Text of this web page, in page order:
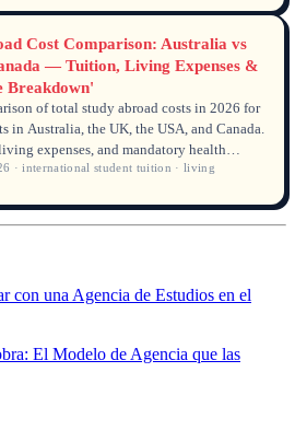
Cost Comparison: Australia vs
— Tuition, Living Expenses &
Breakdown'
of total study abroad costs in 2026 for
in Australia, the UK, the USA, and Canada.
expenses, and mandatory health
data from government and university
· international student tuition · living
con una Agencia de Estudios en el
El Modelo de Agencia que las